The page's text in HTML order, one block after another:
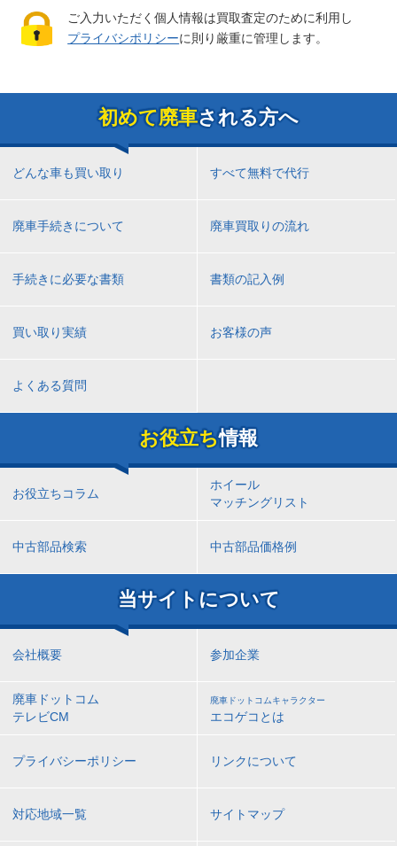
ご入力いただく個人情報は買取査定のために利用し
プライバシポリシーに則り厳重に管理します。
初めて廃車される方へ
どんな車も買い取り すべて無料で代行
廃車手続きについて 廃車買取りの流れ
手続きに必要な書類 書類の記入例
買い取り実績 お客様の声
よくある質問
お役立ち情報
お役立ちコラム
ホイール
マッチングリスト
中古部品検索 中古部品価格例
当サイトについて
会社概要 参加企業
廃車ドットコム
テレビCM
廃車ドットコムキャラクター
エコゲコとは
プライバシーポリシー リンクについて
対応地域一覧 サイトマップ